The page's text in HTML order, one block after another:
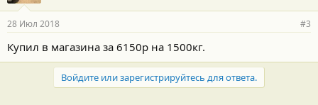
28 Июл 2018 #3
Купил в магазина за 6150р на 1500кг.
Войдите или зарегистрируйтесь для ответа.